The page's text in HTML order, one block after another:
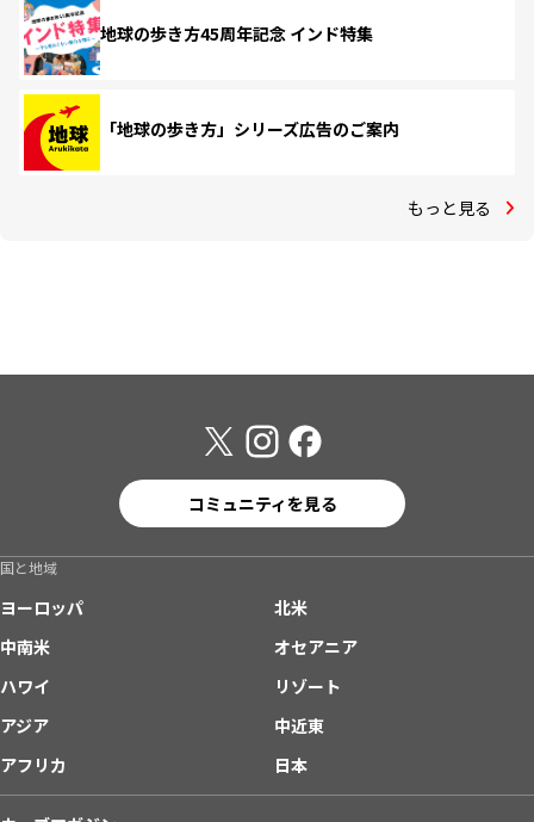
地球の歩き方45周年記念 インド特集
「地球の歩き方」シリーズ広告のご案内
もっと見る
コミュニティを見る
国と地域
ヨーロッパ
北米
中南米
オセアニア
ハワイ
リゾート
アジア
中近東
アフリカ
日本